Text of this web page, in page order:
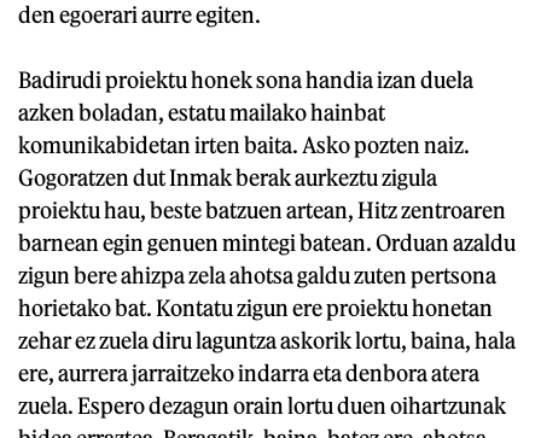
den egoerari aurre egiten.
Badirudi proiektu honek sona handia izan duela
azken boladan, estatu mailako hainbat
komunikabidetan irten baita. Asko pozten naiz.
Gogoratzen dut Inmak berak aurkeztu zigula
proiektu hau, beste batzuen artean, Hitz zentroaren
barnean egin genuen mintegi batean. Orduan azaldu
zigun bere ahizpa zela ahotsa galdu zuten pertsona
horietako bat. Kontatu zigun ere proiektu honetan
zehar ez zuela diru laguntza askorik lortu, baina, hala
ere, aurrera jarraitzeko indarra eta denbora atera
zuela. Espero dezagun orain lortu duen oihartzunak